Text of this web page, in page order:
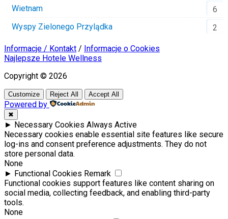
Wietnam
6
Wyspy Zielonego Przylądka
2
Informacje / Kontakt / Informacje o Cookies
Najlepsze Hotele Wellness
Copyright © 2026
Customize Reject All Accept All
Powered by
✖
► Necessary Cookies Always Active
Necessary cookies enable essential site features like secure
log-ins and consent preference adjustments. They do not
store personal data.
None
► Functional Cookies Remark
Functional cookies support features like content sharing on
social media, collecting feedback, and enabling third-party
tools.
None